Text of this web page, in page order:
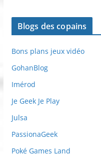
Blogs des copains
Bons plans jeux vidéo
GohanBlog
Imérod
Je Geek Je Play
Julsa
PassionaGeek
Poké Games Land